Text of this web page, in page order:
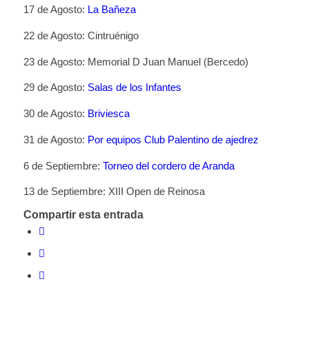
17 de Agosto: La Bañeza
22 de Agosto: Cintruénigo
23 de Agosto: Memorial D Juan Manuel (Bercedo)
29 de Agosto: Salas de los Infantes
30 de Agosto: Briviesca
31 de Agosto: Por equipos Club Palentino de ajedrez
6 de Septiembre: Torneo del cordero de Aranda
13 de Septiembre: XIII Open de Reinosa
Compartir esta entrada